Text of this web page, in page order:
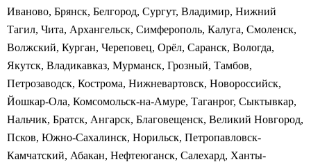
Иваново, Брянск, Белгород, Сургут, Владимир, Нижний
Тагил, Чита, Архангельск, Симферополь, Калуга, Смоленск,
Волжский, Курган, Череповец, Орёл, Саранск, Вологда,
Якутск, Владикавказ, Мурманск, Грозный, Тамбов,
Петрозаводск, Кострома, Нижневартовск, Новороссийск,
Йошкар-Ола, Комсомольск-на-Амуре, Таганрог, Сыктывкар,
Нальчик, Братск, Ангарск, Благовещенск, Великий Новгород,
Псков, Южно-Сахалинск, Норильск, Петропавловск-
Камчатский, Абакан, Нефтеюганск, Салехард, Ханты-